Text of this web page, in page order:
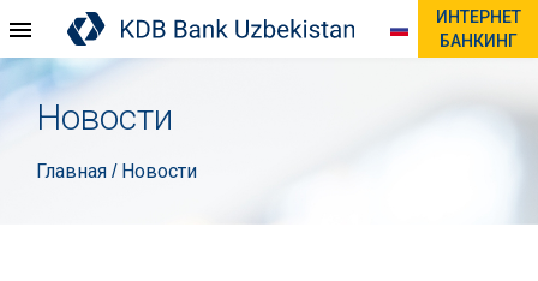
ИНТЕРНЕТ
БАНКИНГ
Новости
Главная / Новости